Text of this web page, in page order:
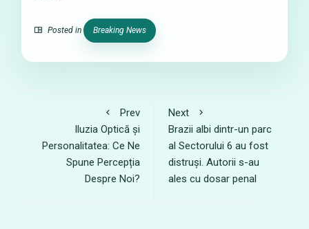
Posted in Breaking News
Prev
Iluzia Optică și
Personalitatea: Ce Ne
Spune Percepția
Despre Noi?
Next
Brazii albi dintr-un parc
al Sectorului 6 au fost
distruși. Autorii s-au
ales cu dosar penal